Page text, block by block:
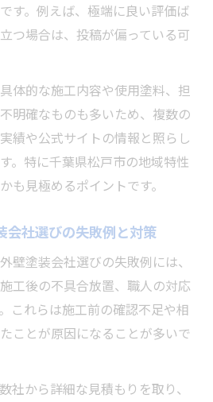
す。例えば、極端に良い評価ば
つ場合は、投稿が偏っている可
体的な施工内容や使用塗料、担
明確なものも多いため、複数の
績や公式サイトの情報と照らし
。特に千葉県松戸市の地域特性
も見極めるポイントです。
会社選びの失敗例と対策
壁塗装会社選びの失敗例には、
工後の不具合放置、職人の対応
これらは施工前の確認不足や相
ことが原因になることが多いで
社から詳細な見積もりを取り、